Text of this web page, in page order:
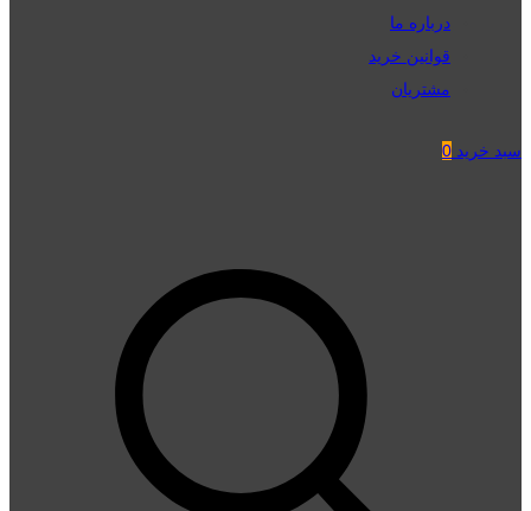
درباره ما
قوانین خرید
مشتریان
سبد خرید 0